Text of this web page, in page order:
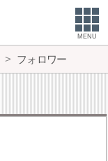
MENU
フォロワー